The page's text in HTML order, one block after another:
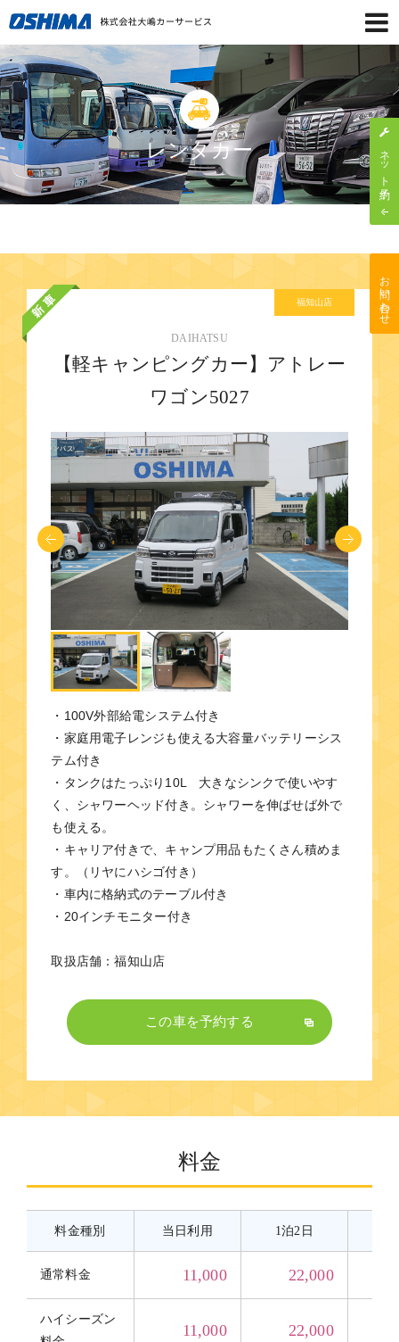
レンタカー
福知山店
DAIHATSU
【軽キャンピングカー】アトレー
ワゴン5027
・100V外部給電システム付き
・家庭用電子レンジも使える大容量バッテリーシス
テム付き
・タンクはたっぷり10L 大きなシンクで使いやす
く、シャワーヘッド付き。シャワーを伸ばせば外で
も使える。
・キャリア付きで、キャンプ用品もたくさん積めま
す。（リヤにハシゴ付き）
・車内に格納式のテーブル付き
・20インチモニター付き
取扱店舗：福知山店
この車を予約する
料金
料金種別 当日利用 1泊2日
通常料金 11,000 22,000
ハイシーズン
11,000 22,000
ネット予約
お問い合わせ